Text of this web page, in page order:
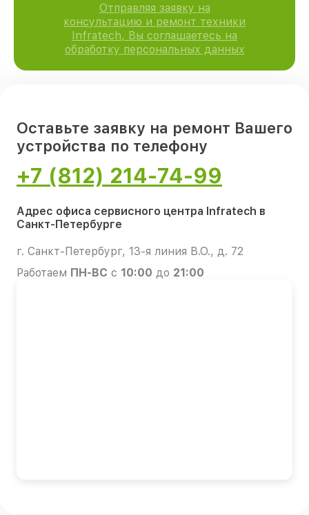
Отправляя заявку на
консультацию и ремонт техники
Infratech, Вы соглашаетесь на
обработку персональных данных
Оставьте заявку на ремонт Вашего
устройства по телефону
+7 (812) 214-74-99
Адрес офиса сервисного центра Infratech в
Санкт-Петербурге
г. Санкт-Петербург, 13-я линия В.О., д. 72
Работаем ПН-ВС с 10:00 до 21:00